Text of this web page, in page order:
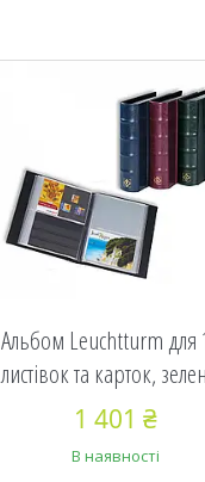
Альбом Leuchtturm для
листівок та карток,
1 401 ₴
В наявності